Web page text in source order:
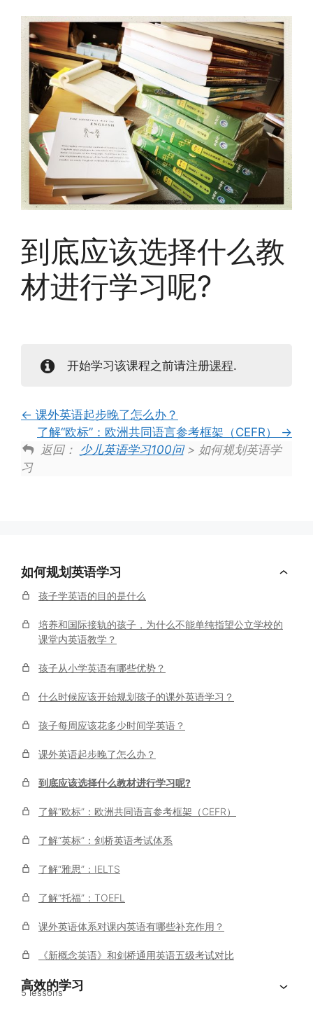
到底应该选择什么教
材进行学习呢?
开始学习该课程之前请注册课程.
课外英语起步晚了怎么办？
了解“欧标”：欧洲共同语言参考框架（CEFR）
返回： 少儿英语学习100问> 如何规划英语学
习
如何规划英语学习
孩子学英语的目的是什么
培养和国际接轨的孩子，为什么不能单纯指望公立学校的
课堂内英语教学？
孩子从小学英语有哪些优势？
什么时候应该开始规划孩子的课外英语学习？
孩子每周应该花多少时间学英语？
课外英语起步晚了怎么办？
到底应该选择什么教材进行学习呢?
了解“欧标”：欧洲共同语言参考框架（CEFR）
了解“英标”：剑桥英语考试体系
了解“雅思”：IELTS
了解“托福”：TOEFL
课外英语体系对课内英语有哪些补充作用？
《新概念英语》和剑桥通用英语五级考试对比
高效的学习
5 lessons